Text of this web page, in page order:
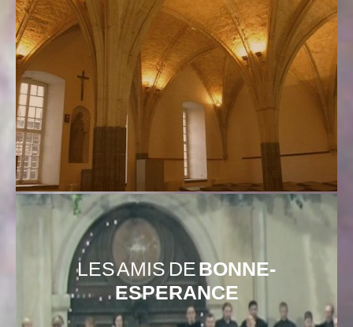
LES AMIS DEBONNE-
ESPERANCE